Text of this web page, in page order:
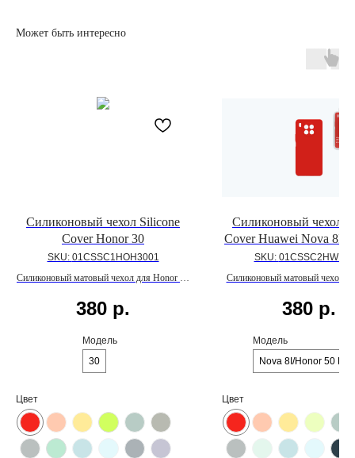
Может быть интересно
Силиконовый чехол Silicone
Cover Honor 30
SKU: 01CSSC1HOH3001
Силиконовый матовый чехол для Honor 30
380 р.
Модель
30
Цвет
Силиконовый чехол
Cover Huawei Nova 8I/
Lite
SKU:
Силиконовый матовый чехол
покрытием из
380 р.
Модель
Nova 8I/Honor 50 Lite
Цвет